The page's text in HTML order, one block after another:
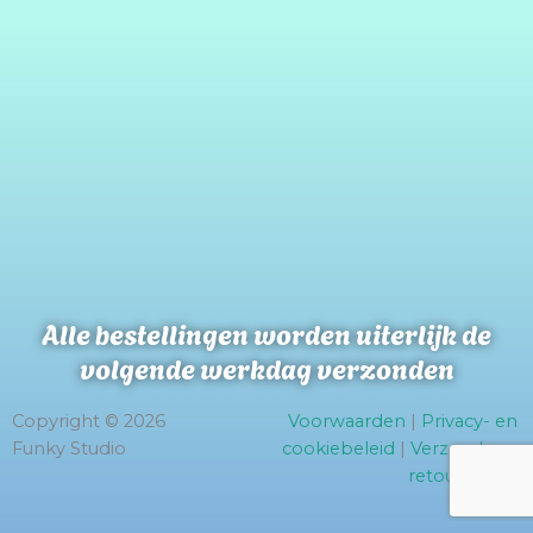
Alle bestellingen worden uiterlijk de
volgende werkdag verzonden
Copyright © 2026
Funky Studio
Voorwaarden
Privacy- en
cookiebeleid
Verzend- en
retourbeleid